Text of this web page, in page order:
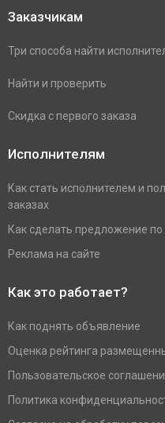
Заказчикам
Три способа найти
Найти и проверить
Скидка с первого заказа
Исполнителям
Как стать исполнителем и
заказах
Как сделать предложение по
Реклама на сайте
Как это работает?
Как поднять объявление
Оценка рейтинга
Пользовательское
Политика